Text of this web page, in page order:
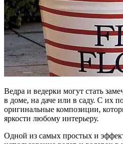
Ведра и ведерки могут стать
в доме, на даче или в саду. С их
оригинальные композиции,
яркости любому интерьеру.
Одной из самых простых и